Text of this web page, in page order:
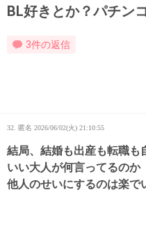
BL好きとか？パチン
3件の返信
32. 匿名 2026/06/02(火) 21:10:55
結局、結婚も出産も転職も
いい大人が何言ってるのか
他人のせいにするのは楽で